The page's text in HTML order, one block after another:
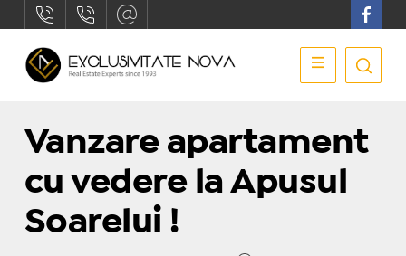
Vanzare apartament
cu vedere la Apusul
Soarelui !